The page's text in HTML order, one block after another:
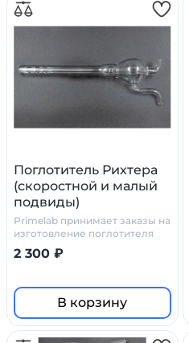
Поглотитель Рихтера
(скоростной и малый
подвиды)
Primelab принимает заказы на
изготовление поглотителя
Рихтера по нашим чертежам,
или по ТЗ и чертежам
2 300 ₽
В корзину